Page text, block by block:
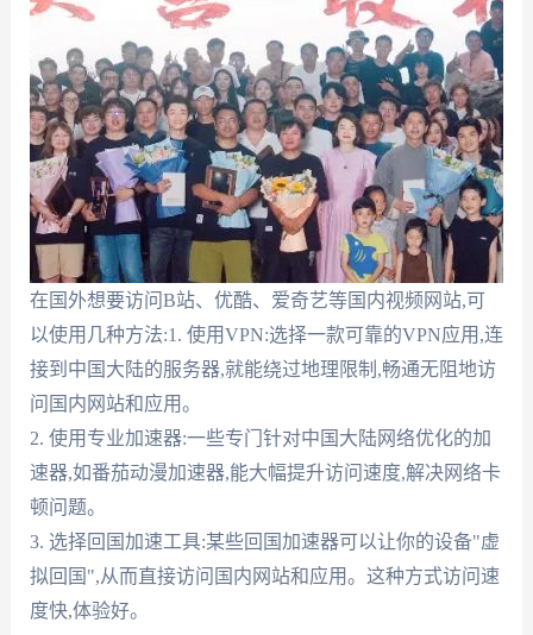
在国外想要访问B站、优酷、爱奇艺等国内视频网站,可
以使用几种方法:1. 使用VPN:选择一款可靠的VPN应用,连
接到中国大陆的服务器,就能绕过地理限制,畅通无阻地访
问国内网站和应用。
2. 使用专业加速器:一些专门针对中国大陆网络优化的加
速器,如番茄动漫加速器,能大幅提升访问速度,解决网络卡
顿问题。
3. 选择回国加速工具:某些回国加速器可以让你的设备"虚
拟回国",从而直接访问国内网站和应用。这种方式访问速
度快,体验好。